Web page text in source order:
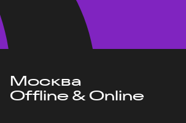
Москва
Offline & Online